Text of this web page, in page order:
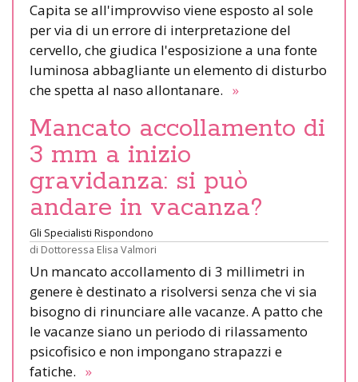
Capita se all'improvviso viene esposto al sole
per via di un errore di interpretazione del
cervello, che giudica l'esposizione a una fonte
luminosa abbagliante un elemento di disturbo
che spetta al naso allontanare. »
Mancato accollamento di
3 mm a inizio
gravidanza: si può
andare in vacanza?
Gli Specialisti Rispondono
di Dottoressa Elisa Valmori
Un mancato accollamento di 3 millimetri in
genere è destinato a risolversi senza che vi sia
bisogno di rinunciare alle vacanze. A patto che
le vacanze siano un periodo di rilassamento
psicofisico e non impongano strapazzi e
fatiche. »